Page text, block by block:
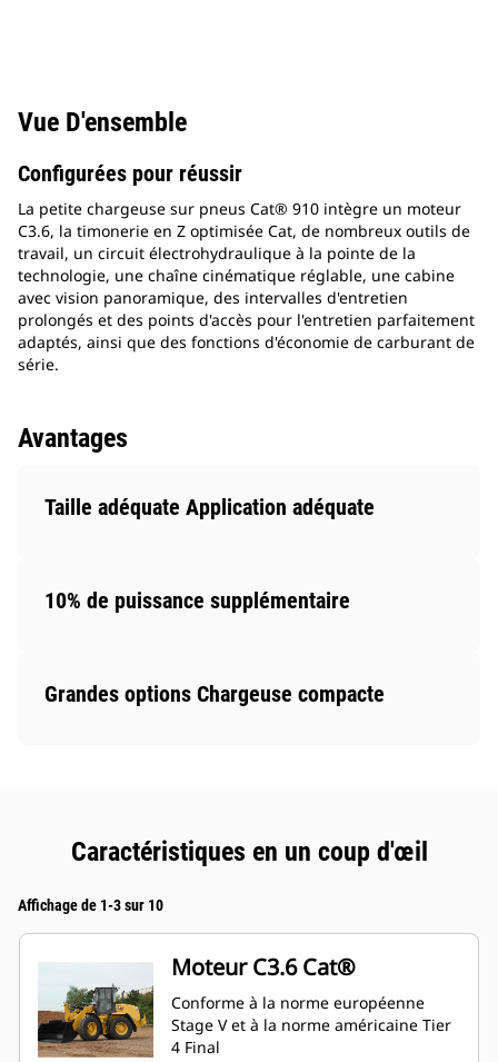
Vue D'ensemble
Configurées pour réussir
La petite chargeuse sur pneus Cat® 910 intègre un moteur
C3.6, la timonerie en Z optimisée Cat, de nombreux outils de
travail, un circuit électrohydraulique à la pointe de la
technologie, une chaîne cinématique réglable, une cabine
avec vision panoramique, des intervalles d'entretien
prolongés et des points d'accès pour l'entretien parfaitement
adaptés, ainsi que des fonctions d'économie de carburant de
série.
Avantages
Taille adéquate Application adéquate
10% de puissance supplémentaire
Grandes options Chargeuse compacte
Caractéristiques en un coup d'œil
Affichage de 1-3 sur 10
Moteur C3.6 Cat®
Conforme à la norme européenne
Stage V et à la norme américaine Tier
4 Final